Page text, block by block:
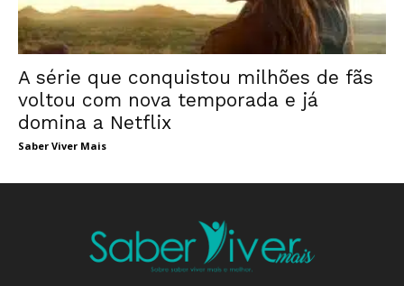
A série que conquistou milhões de fãs
voltou com nova temporada e já
domina a Netflix
Saber Viver Mais